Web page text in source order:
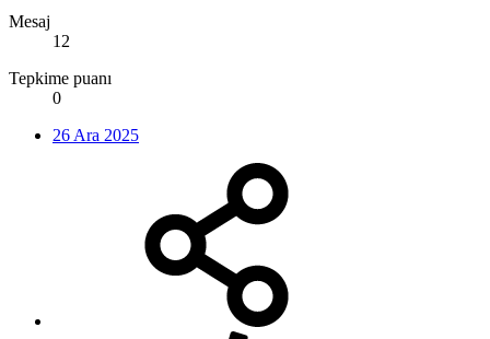
Mesaj
12
Tepkime puanı
0
26 Ara 2025